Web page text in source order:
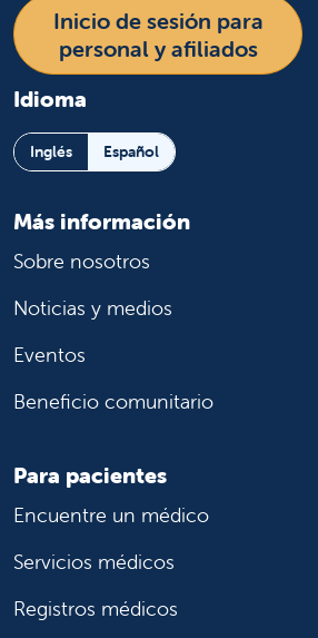
Inicio de sesión para
personal y afiliados
Idioma
Inglés Español
Más información
Sobre nosotros
Noticias y medios
Eventos
Beneficio comunitario
Para pacientes
Encuentre un médico
Servicios médicos
Registros médicos